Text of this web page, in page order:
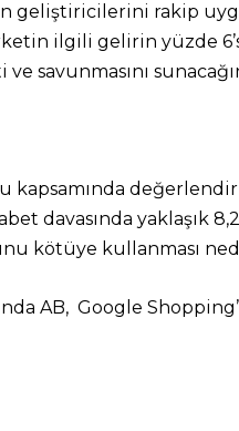
geliştiricilerini rakip
ilgili gelirin yüzde
savunmasını
davasında yaklaşık
kötüye kullanması
AB, Google